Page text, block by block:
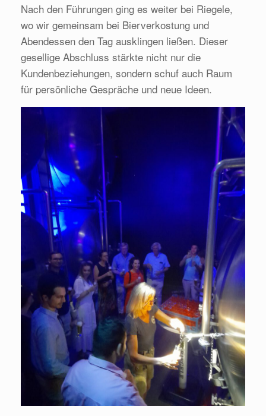
Nach den Führungen ging es weiter bei Riegele,
wo wir gemeinsam bei Bierverkostung und
Abendessen den Tag ausklingen ließen. Dieser
gesellige Abschluss stärkte nicht nur die
Kundenbeziehungen, sondern schuf auch Raum
für persönliche Gespräche und neue Ideen.